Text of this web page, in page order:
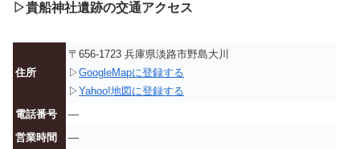
▷貴船神社遺跡の交通アクセス
住所
〒656-1723 兵庫県淡路市野島大川
▷GoogleMapに登録する
▷Yahoo!地図に登録する
電話番号
—
営業時間
—